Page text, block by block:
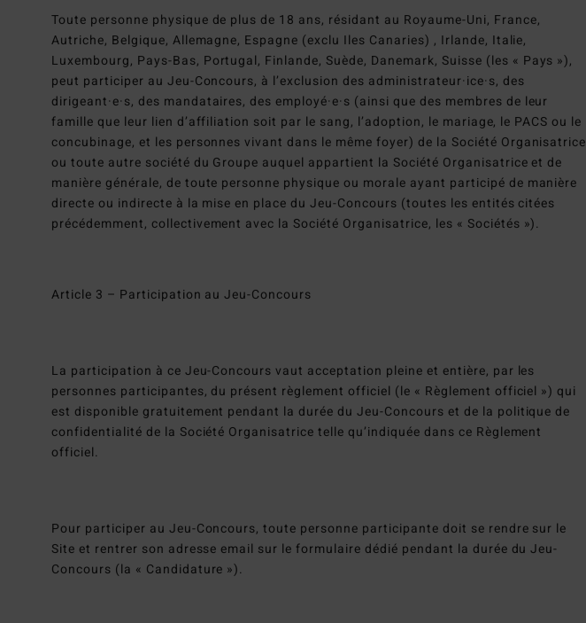
Toute personne physique de plus de 18 ans, résidant au Royaume-Uni, France,
Autriche, Belgique, Allemagne, Espagne (exclu Iles Canaries) , Irlande, Italie,
Luxembourg, Pays-Bas, Portugal, Finlande, Suède, Danemark, Suisse (les « Pays »),
peut participer au Jeu-Concours, à l’exclusion des administrateur·ice·s, des
dirigeant·e·s, des mandataires, des employé·e·s (ainsi que des membres de leur
famille que leur lien d’affiliation soit par le sang, l’adoption, le mariage, le PACS ou le
concubinage, et les personnes vivant dans le même foyer) de la Société Organisatrice
ou toute autre société du Groupe auquel appartient la Société Organisatrice et de
manière générale, de toute personne physique ou morale ayant participé de manière
directe ou indirecte à la mise en place du Jeu-Concours (toutes les entités citées
précédemment, collectivement avec la Société Organisatrice, les « Sociétés »).
Article 3 – Participation au Jeu-Concours
La participation à ce Jeu-Concours vaut acceptation pleine et entière, par les
personnes participantes, du présent règlement officiel (le « Règlement officiel ») qui
est disponible gratuitement pendant la durée du Jeu-Concours et de la politique de
confidentialité de la Société Organisatrice telle qu’indiquée dans ce Règlement
officiel.
Pour participer au Jeu-Concours, toute personne participante doit se rendre sur le
Site et rentrer son adresse email sur le formulaire dédié pendant la durée du Jeu-
Concours (la « Candidature »).